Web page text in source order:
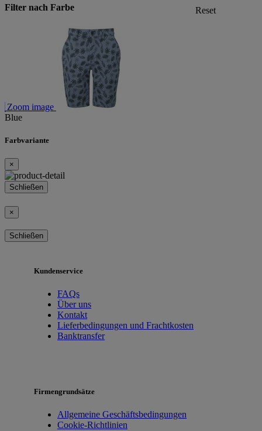
Filter nach Farbe Reset
Zoom image
Blue
Farbvariante
×
Schließen
×
Schließen
Kundenservice
FAQs
Über uns
Kontakt
Lieferbedingungen und Frachtkosten
Banktransfer
Firmengrundsätze
Allgemeine Geschäftsbedingungen
Cookie-Richtlinien